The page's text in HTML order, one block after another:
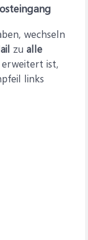
wechseln
zu alle
erweitert ist,
links